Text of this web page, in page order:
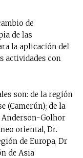
de
de las
la aplicación del
actividades con
son: de la región
(Camerún); de la
Anderson-Golhor
oriental, Dr.
de Europa, Dr
de Asia